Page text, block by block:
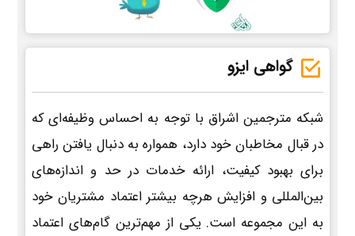
گواهی ایزو
شبکه مترجمین اشراق با توجه به احساس وظیفه‌ای که
در قبال مخاطبان خود دارد، همواره به دنبال یافتن راهی
برای بهبود کیفیت، ارائه خدمات در حد و اندازه‌های
بین‌المللی و افزایش هرچه بیشتر اعتماد مشتریان خود
به این مجموعه است. یکی از مهم‌ترین گام‌های اعتماد